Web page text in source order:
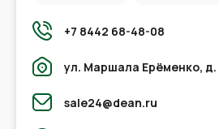
+7 8442 68-48-08
ул. Маршала Ерёменко, д.
sale24@dean.ru